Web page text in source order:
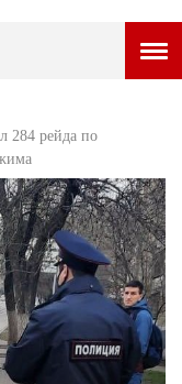
НЕДЕЛИ
ТУТ
ЖИЗНИ
284 рейда по